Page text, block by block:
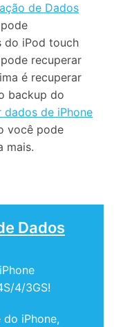
de Dados
do iPod touch
recuperar
é recuperar
backup do
dados de iPhone
você pode
mais.
Dados
4/3GS!
iPhone,